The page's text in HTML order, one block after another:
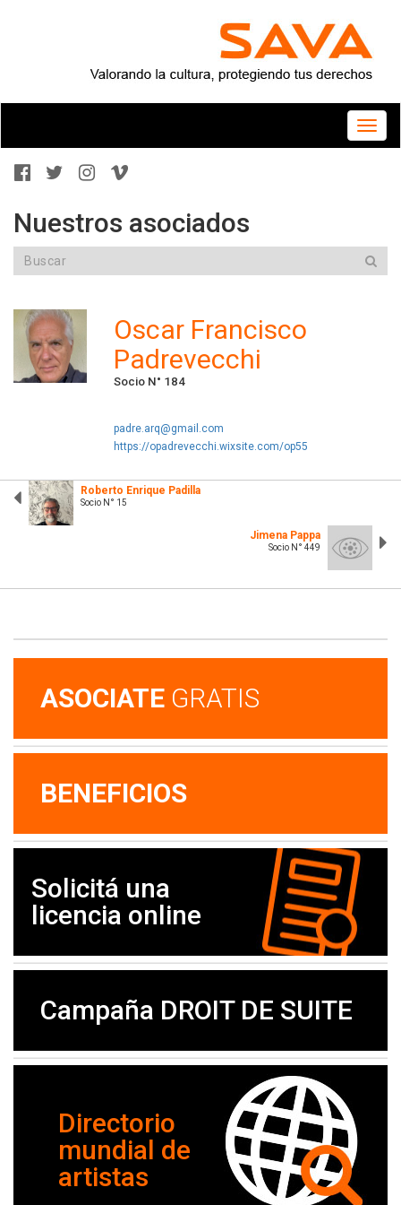
Toggle
Nuestros asociados
Oscar Francisco
Padrevecchi
Socio N° 184
padre.arq@gmail.com
https://opadrevecchi.wixsite.com/op55
Roberto Enrique Padilla
Socio N° 15
Jimena Pappa
Socio N° 449
ASOCIATE GRATIS
BENEFICIOS
Solicitá una
licencia online
Campaña DROIT DE SUITE
Directorio
mundial de
artistas